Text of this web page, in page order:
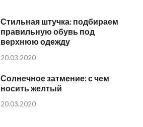
Стильная штучка: подбираем
правильную обувь под
верхнюю одежду
20.03.2020
Солнечное затмение: с чем
носить желтый
20.03.2020